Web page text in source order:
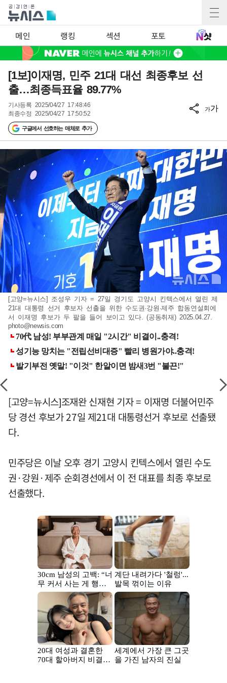
메인 랭킹 섹션 포토
[1보]이재명, 민주 21대 대선 최종후보 선
출…최종득표율 89.77%
기사등록 2025/04/27 17:48:46
최종수정 2025/04/27 17:50:52
구글에서 선호하는 매체로 추가
가가
[고양=뉴시스] 조성우 기자 = 27일 경기도 고양시 킨텍스에서 열린 제
21대 대통령 선거 후보자 선출을 위한 수도권·강원·제주 합동연설회에
서 이재명 후보가 두 팔을 들어 보이고 있다. (공동취재) 2025.04.27.
photo@newsis.com
[고양=뉴시스]조재완 신재현 기자 = 이재명 더불어민주
당 경선 후보가 27일 제21대 대통령선거 후보로 선출됐
다.
민주당은 이날 오후 경기 고양시 킨텍스에서 열린 수도
권·강원·제주 순회경선에서 이 전 대표를 최종 후보로
선출했다.